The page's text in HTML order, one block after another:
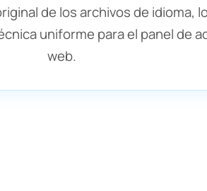
de los archivos de idioma,
uniforme para el panel de
web.